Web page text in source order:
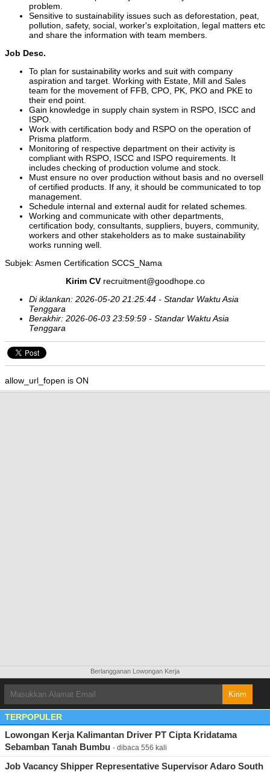
problem.
Sensitive to sustainability issues such as deforestation, peat,
pollution, safety, social, worker's exploitation, legal matters etc
and share the information with team members.
Job Desc.
To plan for sustainability works and suit with company
aspiration and target. Working with Estate, Mill and Sales
team for the movement of FFB, CPO, PK, PKO and PKE to
their end point.
Gain knowledge in supply chain system in RSPO, ISCC and
ISPO.
Work with certification body and RSPO on the operation of
Prisma platform.
Monitoring of respective department on their activity is
compliant with RSPO, ISCC and ISPO requirements. It
includes checking of production volume and stock.
Must ensure no over production without basis and no oversell
of certified products. If any, it should be communicated to top
management.
Schedule internal and external audit for related schemes.
Working and communicate with other departments,
certification body, consultants, suppliers, buyers, community,
workers and other stakeholders as to make sustainability
works running well.
Subjek: Asmen Certification SCCS_Nama
Kirim CVrecruitment@goodhope.co
Di iklankan: 2026-05-20 21:25:44 - Standar Waktu Asia
Tenggara
Berakhir: 2026-06-03 23:59:59 - Standar Waktu Asia
Tenggara
allow_url_fopen is ON
Berlangganan Lowongan Kerja
TERPOPULER
Lowongan Kerja Kalimantan Driver PT Cipta Kridatama
Sebamban Tanah Bumbu - dibaca 556 kali
Job Vacancy Shipper Representative Supervisor Adaro South